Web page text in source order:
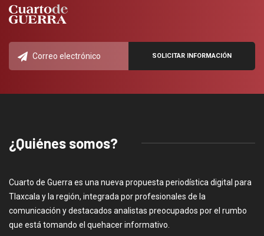
¿Quiénes somos?
Cuarto de Guerra es una nueva propuesta periodística digital para
Tlaxcala y la región, integrada por profesionales de la
comunicación y destacados analistas preocupados por el rumbo
que está tomando el quehacer informativo.